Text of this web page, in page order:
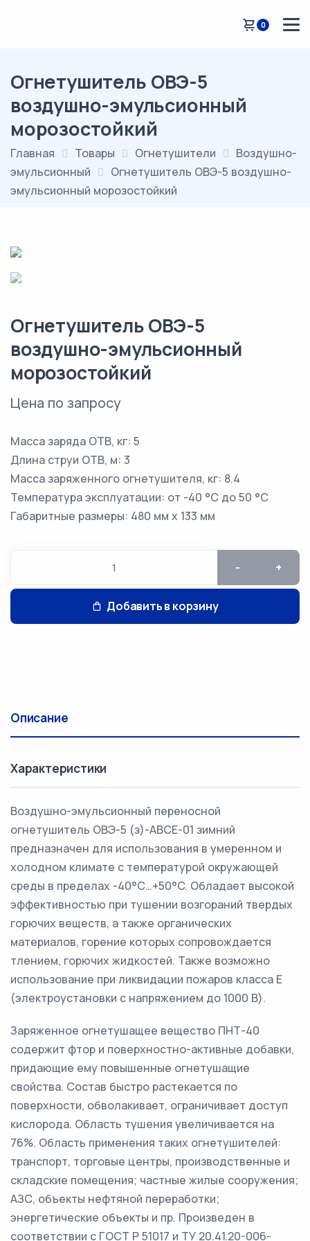
0
Огнетушитель ОВЭ-5
воздушно-эмульсионный
морозостойкий
Главная Товары Огнетушители
Воздушно-
эмульсионный
Огнетушитель ОВЭ-5 воздушно-
эмульсионный морозостойкий
Огнетушитель ОВЭ-5
воздушно-эмульсионный
морозостойкий
Цена по запросу
Масса заряда ОТВ, кг: 5
Длина струи ОТВ, м: 3
Масса заряженного огнетушителя, кг: 8.4
Температура эксплуатации: от -40 °C до 50 °C
Габаритные размеры: 480 мм х 133 мм
- +
Добавить в корзину
Описание
Характеристики
Воздушно-эмульсионный переносной
огнетушитель ОВЭ-5 (з)-АВСЕ-01 зимний
предназначен для использования в умеренном и
холодном климате с температурой окружающей
среды в пределах -40°C…+50°C. Обладает высокой
эффективностью при тушении возгораний твердых
горючих веществ, а также органических
материалов, горение которых сопровождается
тлением, горючих жидкостей. Также возможно
использование при ликвидации пожаров класса E
(электроустановки с напряжением до 1000 В).
Заряженное огнетушащее вещество ПНТ-40
содержит фтор и поверхностно-активные добавки,
придающие ему повышенные огнетушащие
свойства. Состав быстро растекается по
поверхности, обволакивает, ограничивает доступ
кислорода. Область тушения увеличивается на
76%. Область применения таких огнетушителей:
транспорт, торговые центры, производственные и
складские помещения; частные жилые сооружения;
АЗС, объекты нефтяной переработки;
энергетические объекты и пр. Произведен в
соответствии с ГОСТ Р 51017 и ТУ 20.41.20-006-